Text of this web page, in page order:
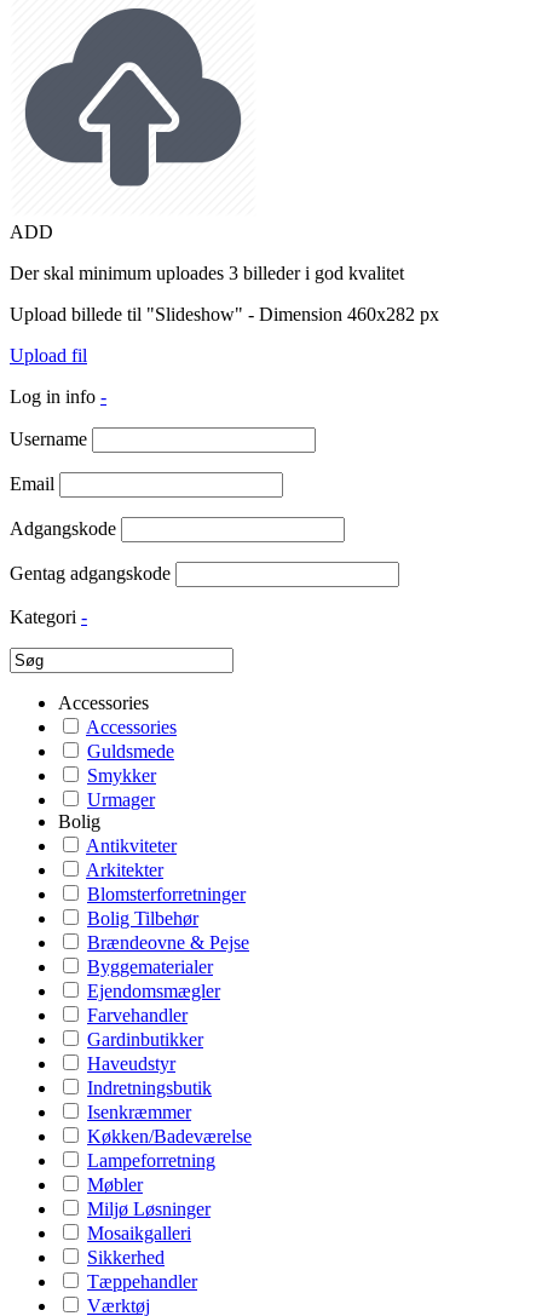
ADD
Der skal minimum uploades 3 billeder i god kvalitet
Upload billede til "Slideshow" - Dimension 460x282 px
Upload fil
Log in info -
Username
Email
Adgangskode
Gentag adgangskode
Kategori -
Accessories
Accessories
Guldsmede
Smykker
Urmager
Bolig
Antikviteter
Arkitekter
Blomsterforretninger
Bolig Tilbehør
Brændeovne & Pejse
Byggematerialer
Ejendomsmægler
Farvehandler
Gardinbutikker
Haveudstyr
Indretningsbutik
Isenkræmmer
Køkken/Badeværelse
Lampeforretning
Møbler
Miljø Løsninger
Mosaikgalleri
Sikkerhed
Tæppehandler
Værktøj